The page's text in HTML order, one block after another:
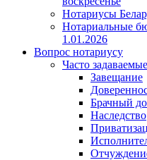
Нотариусы
Нотариальные
1.01.2026
Вопрос нотариусу
Часто
Завещание
Брачный
Наследство